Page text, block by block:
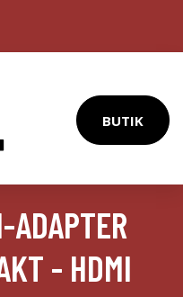
BUTIK
ADAPTER
- HDMI